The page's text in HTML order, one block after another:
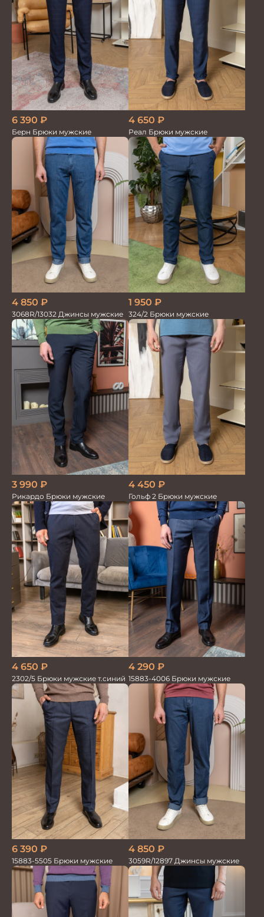
6 390 ₽
Берн Брюки мужские
4 650 ₽
Реал Брюки мужские
4 850 ₽
3068R/13032 Джинсы мужские
1 950 ₽
324/2 Брюки мужские
3 990 ₽
Рикардо Брюки мужские
4 450 ₽
Гольф 2 Брюки мужские
4 650 ₽
2302/5 Брюки мужские т.синий
4 290 ₽
15883-4006 Брюки мужские
6 390 ₽
15883-5505 Брюки мужские
4 850 ₽
3059R/12897 Джинсы мужские